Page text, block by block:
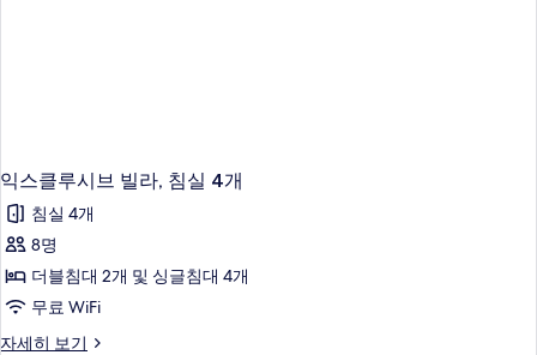
익스클루시브 빌라, 침실 4개
침실 4개
8명
더블침대 2개 및 싱글침대 4개
무료 WiFi
자세히 보기
익